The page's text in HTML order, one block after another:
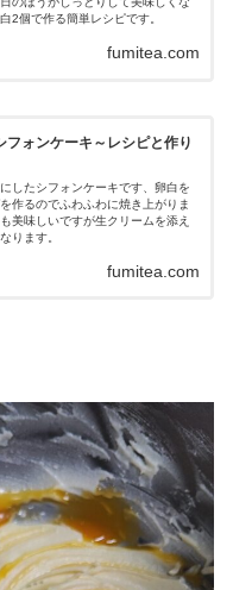
2個で作る簡単レシピです。
fumitea.com
フォンケーキ～レシピと作り
したシフォンケーキです、卵白を
作るのでふわふわに焼き上がりま
美味しいですが生クリームを添え
ります。
fumitea.com